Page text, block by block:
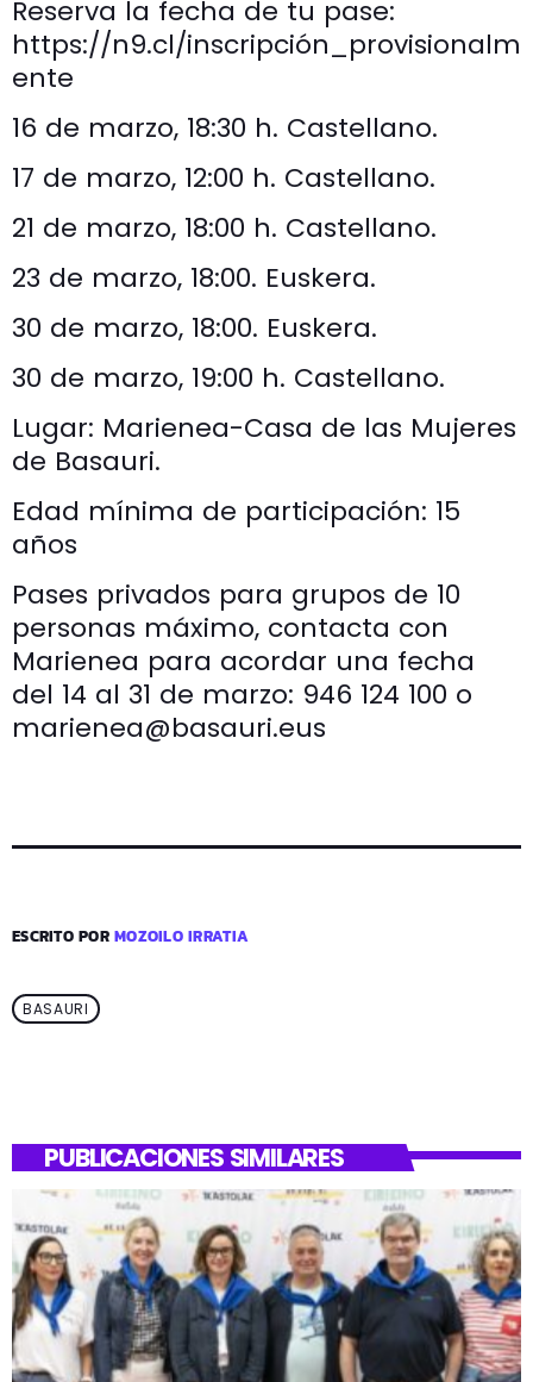
Reserva la fecha de tu pase:
https://n9.cl/inscripción_provisionalm
ente
16 de marzo, 18:30 h. Castellano.
17 de marzo, 12:00 h. Castellano.
21 de marzo, 18:00 h. Castellano.
23 de marzo, 18:00. Euskera.
30 de marzo, 18:00. Euskera.
30 de marzo, 19:00 h. Castellano.
Lugar: Marienea-Casa de las Mujeres
de Basauri.
Edad mínima de participación: 15
años
Pases privados para grupos de 10
personas máximo, contacta con
Marienea para acordar una fecha
del 14 al 31 de marzo: 946 124 100 o
marienea@basauri.eus
ESCRITO PORMOZOILO IRRATIA
BASAURI
PUBLICACIONES SIMILARES